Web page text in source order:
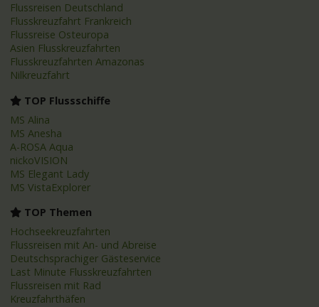
Flussreisen Deutschland
Flusskreuzfahrt Frankreich
Flussreise Osteuropa
Asien Flusskreuzfahrten
Flusskreuzfahrten Amazonas
Nilkreuzfahrt
TOP Flussschiffe
MS Alina
MS Anesha
A-ROSA Aqua
nickoVISION
MS Elegant Lady
MS VistaExplorer
TOP Themen
Hochseekreuzfahrten
Flussreisen mit An- und Abreise
Deutschsprachiger Gästeservice
Last Minute Flusskreuzfahrten
Flussreisen mit Rad
Kreuzfahrthäfen